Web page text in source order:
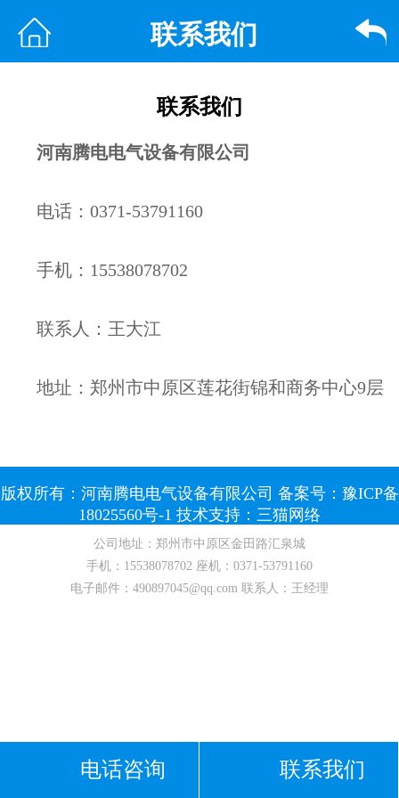
联系我们
联系我们
河南腾电电气设备有限公司
电话：0371-53791160
手机：15538078702
联系人：王大江
地址：郑州市中原区莲花街锦和商务中心9层
版权所有：河南腾电电气设备有限公司 备案号： 豫ICP备
18025560号-1 技术支持： 三猫网络
公司地址：郑州市中原区金田路汇泉城
手机： 15538078702 座机： 0371-53791160
电子邮件： 490897045@qq.com 联系人：王经理
电话咨询 联系我们